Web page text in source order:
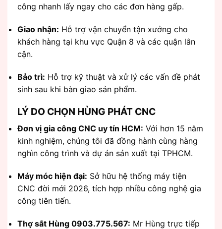
công nhanh lấy ngay cho các đơn hàng gấp.
Giao nhận: Hỗ trợ vận chuyển tận xưởng cho
khách hàng tại khu vực Quận 8 và các quận lân
cận.
Bảo trì: Hỗ trợ kỹ thuật và xử lý các vấn đề phát
sinh sau khi bàn giao sản phẩm.
LÝ DO CHỌN HÙNG PHÁT CNC
Đơn vị gia công CNC uy tín HCM: Với hơn 15 năm
kinh nghiệm, chúng tôi đã đồng hành cùng hàng
nghìn công trình và dự án sản xuất tại TPHCM.
Máy móc hiện đại: Sở hữu hệ thống máy tiện
CNC đời mới 2026, tích hợp nhiều công nghệ gia
công tiên tiến.
Thợ sắt Hùng 0903.775.567: Mr Hùng trực tiếp